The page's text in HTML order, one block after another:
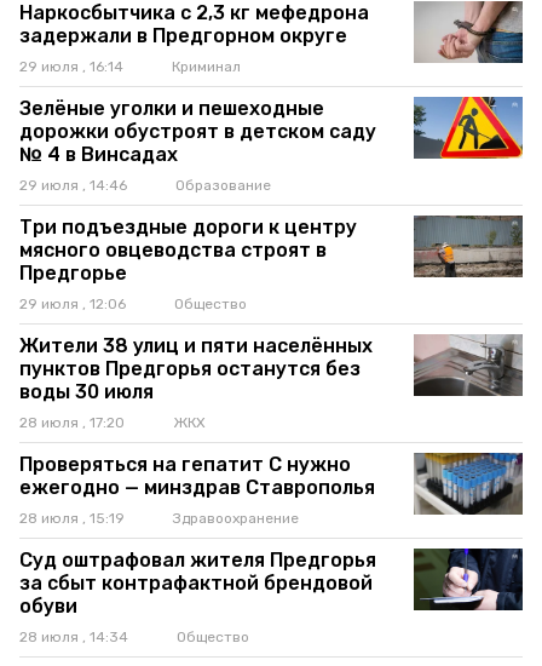
Наркосбытчика с 2,3 кг мефедрона
задержали в Предгорном округе
29 июля , 16:14 Криминал
Зелёные уголки и пешеходные
дорожки обустроят в детском саду
№ 4 в Винсадах
29 июля , 14:46 Образование
Три подъездные дороги к центру
мясного овцеводства строят в
Предгорье
29 июля , 12:06 Общество
Жители 38 улиц и пяти населённых
пунктов Предгорья останутся без
воды 30 июля
28 июля , 17:20 ЖКХ
Проверяться на гепатит C нужно
ежегодно — минздрав Ставрополья
28 июля , 15:19 Здравоохранение
Суд оштрафовал жителя Предгорья
за сбыт контрафактной брендовой
обуви
28 июля , 14:34 Общество